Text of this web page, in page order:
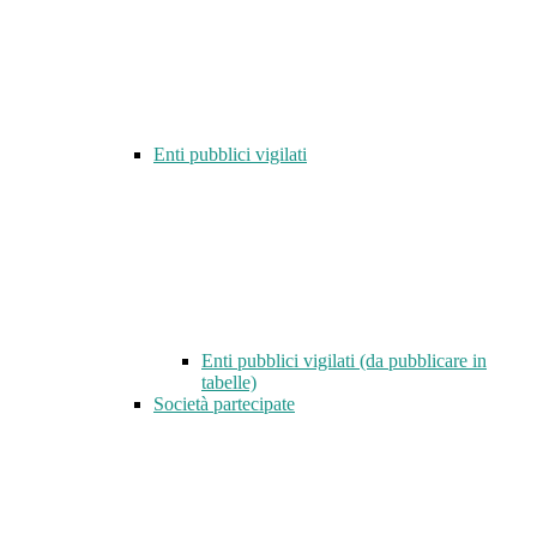
Enti pubblici vigilati
Enti pubblici vigilati (da pubblicare in
tabelle)
Società partecipate